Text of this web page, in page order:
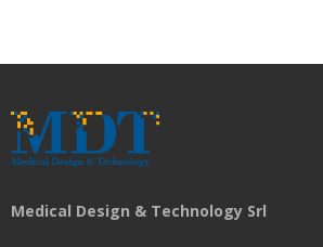
Medical Design & Technology Srl